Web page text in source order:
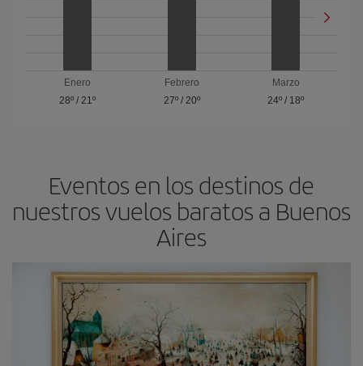
Enero
28º/ 21º
Febrero
27º/ 20º
Marzo
24º / 18º
Eventos en los destinos de
nuestros vuelos baratos a Buenos
Aires